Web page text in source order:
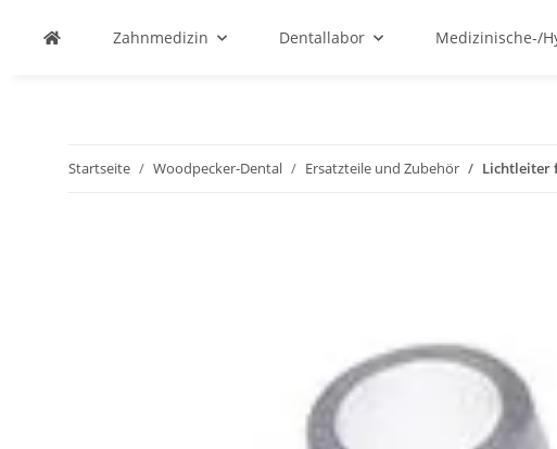
Zahnmedizin Dentallabor Medizinische-/
Startseite Woodpecker-Dental Ersatzteile und Zubehör Lichtleiter